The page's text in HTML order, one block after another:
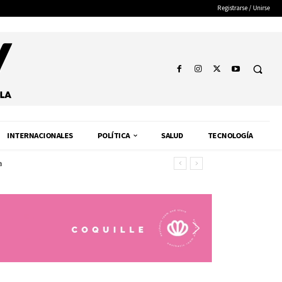
Registrarse / Unirse
INTERNACIONALES POLÍTICA SALUD TECNOLOGÍA